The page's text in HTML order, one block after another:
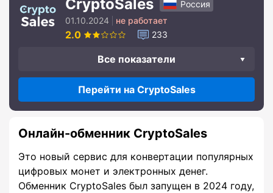
CryptoSales
Россия
01.10.2024
не работает
2.0 233
Все показатели
Перейти на CryptoSales
Онлайн-обменник CryptoSales
Это новый сервис для конвертации популярных
цифровых монет и электронных денег.
Обменник CryptoSales был запущен в 2024 году,